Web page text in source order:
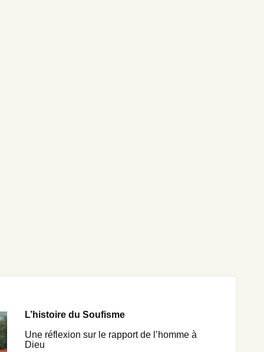
L’histoire du Soufisme
Une réflexion sur le rapport de l’homme à
Dieu